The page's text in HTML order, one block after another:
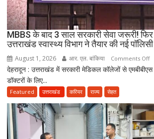
का
दावा;
CWC
ने
जारी
किया
नोटिस
MBBS के बाद 3 साल सरकारी सेवा जरूरी!
उत्तराखंड स्वास्थ्य विभाग ने तैयार की नई पॉलिसी
August 1, 2026 आर. एल. बांकिया Comments Offon
3
देहरादून : उत्तराखंड में सरकारी मेडिकल कॉलेजों से
डॉक्टरों के लिए...
Featured उत्तराखंड करियर राज्य सेहत